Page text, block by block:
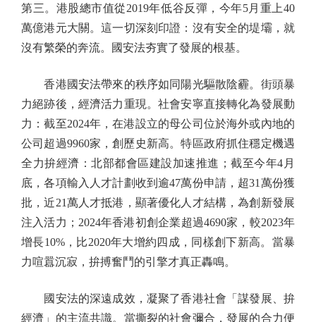
第三。港股總市值從2019年低谷反彈，今年5月重上40
萬億港元大關。這一切深刻印證：沒有安全的堤壩，就
沒有繁榮的奔流。國安法夯實了發展的根基。
香港國安法帶來的秩序如同陽光驅散陰霾。街頭暴
力絕跡後，經濟活力重現。社會安寧直接轉化為發展動
力：截至2024年，在港設立的母公司位於海外或內地的
公司超過9960家，創歷史新高。特區政府抓住穩定機遇
全力拚經濟：北部都會區建設加速推進；截至今年4月
底，各項輸入人才計劃收到逾47萬份申請，超31萬份獲
批，近21萬人才抵港，顯著優化人才結構，為創新發展
注入活力；2024年香港初創企業超過4690家，較2023年
增長10%，比2020年大增約四成，同樣創下新高。當暴
力喧囂沉寂，拚搏奮鬥的引擎才真正轟鳴。
國安法的深遠成效，凝聚了香港社會「謀發展、拚
經濟」的主流共識。當撕裂的社會彌合，發展的合力便